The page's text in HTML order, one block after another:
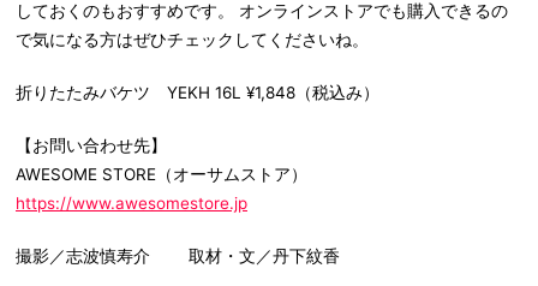
しておくのもおすすめです。 オンラインストアでも購入できるの
で気になる方はぜひチェックしてくださいね。
折りたたみバケツ YEKH 16L ¥1,848（税込み）
【お問い合わせ先】
AWESOME STORE（オーサムストア）
https://www.awesomestore.jp
撮影／志波慎寿介 取材・文／丹下紋香